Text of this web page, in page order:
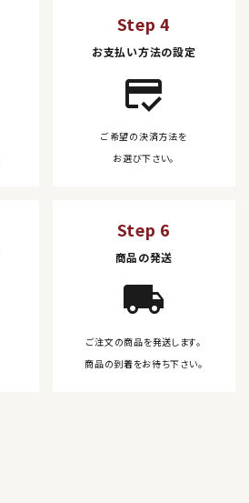
Step 4
お支払い方法の設定
credit_score
ご希望の決済方法を
お選び下さい。
Step 6
商品の発送
local_shipping
ご注文の商品を発送します。
商品の到着をお待ち下さい。